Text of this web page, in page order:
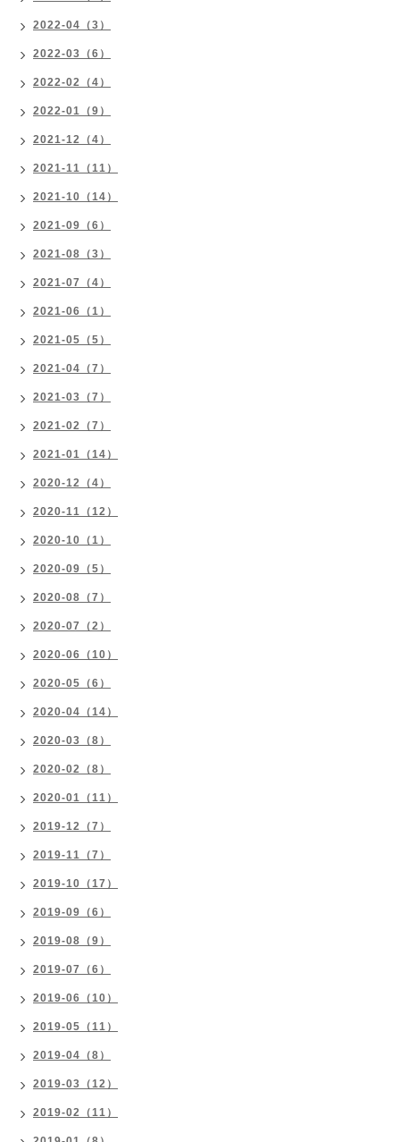
2022-04（3）
2022-03（6）
2022-02（4）
2022-01（9）
2021-12（4）
2021-11（11）
2021-10（14）
2021-09（6）
2021-08（3）
2021-07（4）
2021-06（1）
2021-05（5）
2021-04（7）
2021-03（7）
2021-02（7）
2021-01（14）
2020-12（4）
2020-11（12）
2020-10（1）
2020-09（5）
2020-08（7）
2020-07（2）
2020-06（10）
2020-05（6）
2020-04（14）
2020-03（8）
2020-02（8）
2020-01（11）
2019-12（7）
2019-11（7）
2019-10（17）
2019-09（6）
2019-08（9）
2019-07（6）
2019-06（10）
2019-05（11）
2019-04（8）
2019-03（12）
2019-02（11）